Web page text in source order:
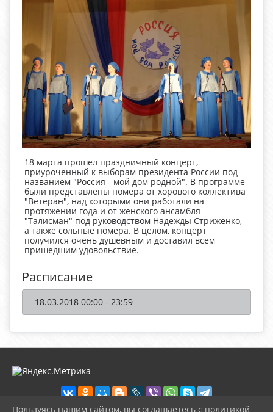
18 марта прошел праздничный концерт,
приуроченный к выборам президента России под
названием "Россия - мой дом родной". В программе
были представлены номера от хорового коллектива
"Ветеран", над которыми они работали на
протяжении года и от женского ансамбля
"Талисман" под руководством Надежды Стриженко,
а также сольные номера. В целом, концерт
получился очень душевным и доставил всем
пришедшим удовольствие.
Расписание
18.03.2018 00:00 - 23:59
Пользуясь нашим сайтом, вы соглашаетесь с политикой